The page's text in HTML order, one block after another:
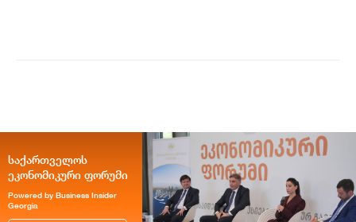
საქართველოს
ეკონომიკური ფორუმი
Powered by Business Insider
Georgia